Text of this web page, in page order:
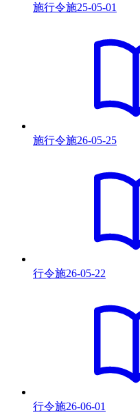
施行令施25-05-01
施行令施26-05-25
行令施26-05-22
行令施26-06-01